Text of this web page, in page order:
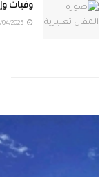
وفيات